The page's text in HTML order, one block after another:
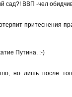
сад?! ВВП -чел
притеснения
Путина. :-)
но лишь после